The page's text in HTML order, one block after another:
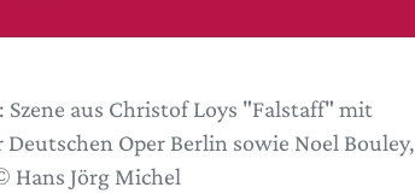
aus Christof Loys "Falstaff" mit
Oper Berlin sowie Noel Bouley,
Hans Jörg Michel